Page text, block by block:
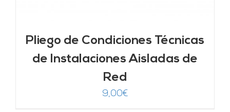
Pliego de Condiciones Técnicas
de Instalaciones Aisladas de
Red
9,00€